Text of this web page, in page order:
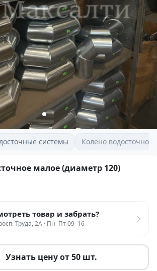
системы Колено водосточное
малое (диаметр 120)
товар и забрать?
Труда, 2А · Пн–Пт 09–16
Узнать цену от 50 шт.